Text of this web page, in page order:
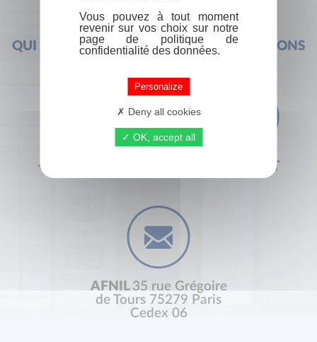
QUI SOMMES-NOUS ? FOIRE AUX QUESTIONS
+33 (0) 1 44 41 29 19 CONTACT
AFNIL 35 rue Grégoire
de Tours 75279 Paris
Cedex 06
Vous pouvez à tout moment
revenir sur vos choix sur notre
page de politique de
confidentialité des données.
Personalize
Deny all cookies
OK, accept all